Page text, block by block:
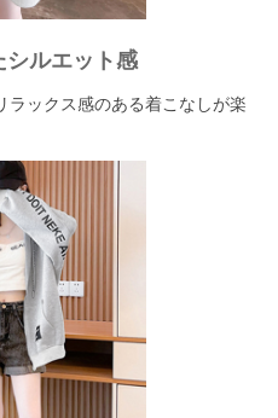
シルエット感
ラックス感のある着こなしが楽